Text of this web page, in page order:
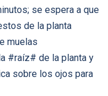
se espera a que
de la planta
muelas
#raíz# de la planta y
sobre los ojos para